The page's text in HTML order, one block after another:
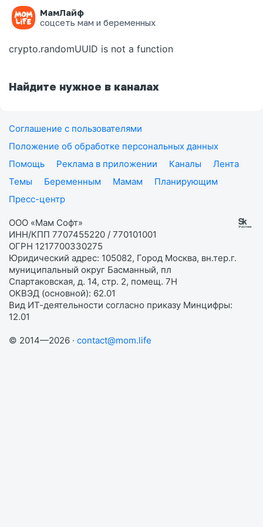
МамЛайф
соцсеть мам и беременных
Ошибка на странице
crypto.randomUUID is not a function
Найдите нужное в каналах
Соглашение с пользователями
Положение об обработке персональных данных
Помощь
Реклама в приложении Каналы
Лента
Темы
Беременным Мамам
Планирующим
Пресс-центр
ООО «Мам Софт»
ИНН/КПП 7707455220 / 770101001
ОГРН 1217700330275
Юридический адрес: 105082, Город Москва, вн.тер.г.
муниципальный округ Басманный, пл
Спартаковская, д. 14, стр. 2, помещ. 7Н
ОКВЭД (основной): 62.01
Вид ИТ-деятельности согласно приказу Минцифры:
12.01
© 2014—2026 · contact@mom.life